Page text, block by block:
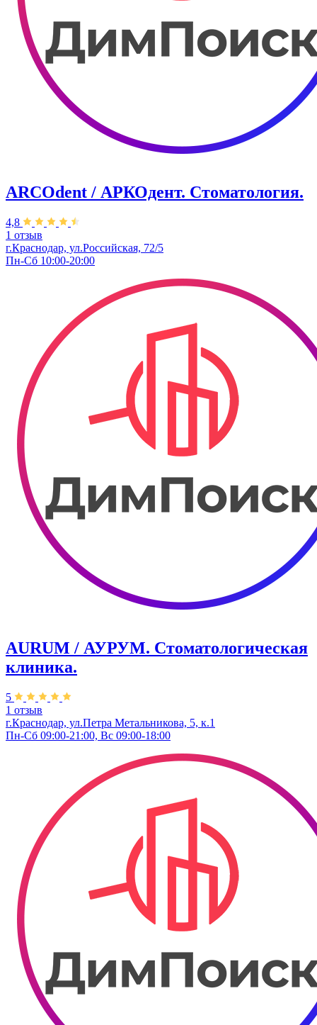
ARCOdent / АРКОдент. Стоматология.
4,8
1 отзыв
г.Краснодар, ул.Российская, 72/5
Пн-Сб 10:00-20:00
AURUM / АУРУМ. Стоматологическая
клиника.
5
1 отзыв
г.Краснодар, ул.Петра Метальникова, 5, к.1
Пн-Сб 09:00-21:00, Вс 09:00-18:00